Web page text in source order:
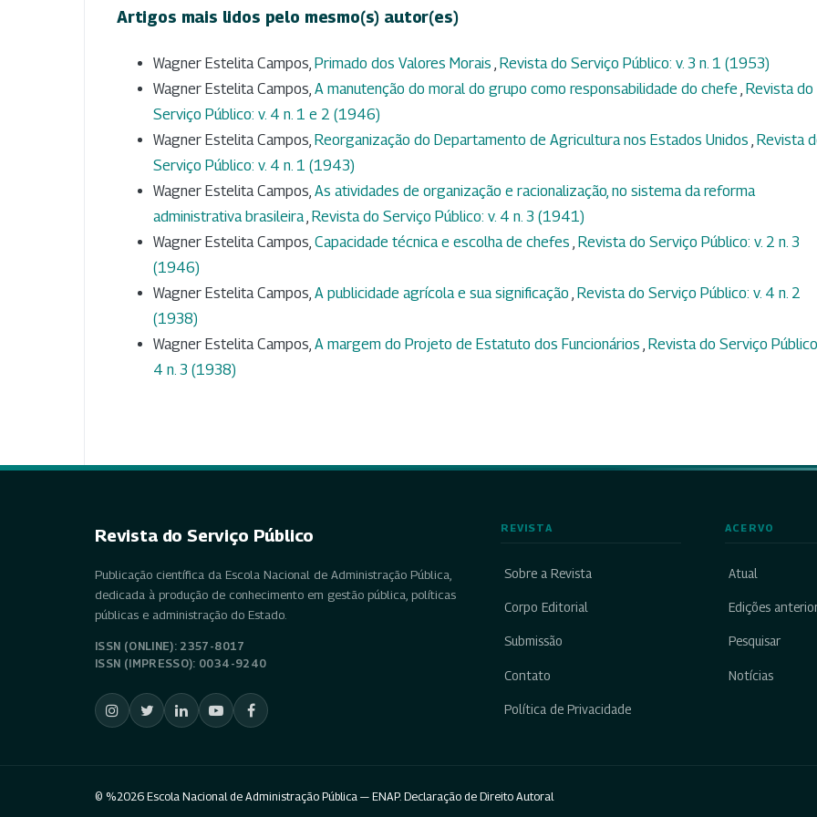
Artigos mais lidos pelo mesmo(s) autor(es)
Wagner Estelita Campos, Primado dos Valores Morais , Revista do Serviço Público: v. 3 n. 1 (1953)
Wagner Estelita Campos, A manutenção do moral do grupo como responsabilidade do chefe , Revista do
Serviço Público: v. 4 n. 1 e 2 (1946)
Wagner Estelita Campos, Reorganização do Departamento de Agricultura nos Estados Unidos , Revista
Serviço Público: v. 4 n. 1 (1943)
Wagner Estelita Campos, As atividades de organização e racionalização, no sistema da reforma
administrativa brasileira, Revista do Serviço Público: v. 4 n. 3 (1941)
Wagner Estelita Campos, Capacidade técnica e escolha de chefes , Revista do Serviço Público: v. 2 n. 3
(1946)
Wagner Estelita Campos, A publicidade agrícola e sua significação , Revista do Serviço Público: v. 4 n. 2
(1938)
Wagner Estelita Campos, A margem do Projeto de Estatuto dos Funcionários , Revista do Serviço
4 n. 3 (1938)
Revista do Serviço Público
Publicação científica da Escola Nacional de Administração Pública,
dedicada à produção de conhecimento em gestão pública, políticas
públicas e administração do Estado.
ISSN (ONLINE): 2357-8017
ISSN (IMPRESSO): 0034-9240
REVISTA
Sobre a Revista
Corpo Editorial
Submissão
Contato
Política de Privacidade
ACERVO
Atual
Edições
Pesquisar
Notícias
© %2026 Escola Nacional de Administração Pública — ENAP. Declaração de Direito Autoral